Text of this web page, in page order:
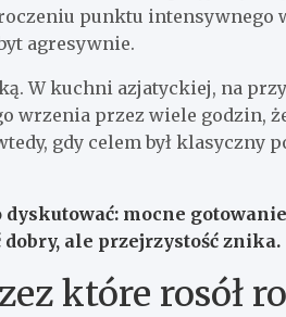
punktu intensywnego
agresywnie.
W kuchni azjatyckiej, na
wrzenia przez wiele godzin,
gdy celem był klasyczny
dyskutować: mocne
dobry, ale przejrzystość znika.
które rosół